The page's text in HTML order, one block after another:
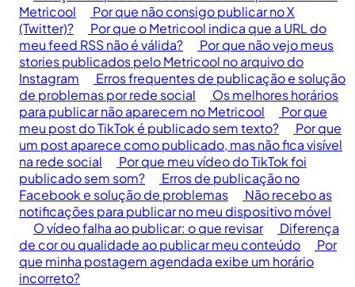
Metricool
Por que não consigo publicar no X
(Twitter)?
Por que o Metricool indica que a URL do
meu feed RSS não é válida?
Por que não vejo meus
stories publicados pelo Metricool no arquivo do
Instagram
Erros frequentes de publicação e solução
de problemas por rede social
Os melhores horários
para publicar não aparecem no Metricool
Por que
meu post do TikTok é publicado sem texto?
Por que
um post aparece como publicado, mas não fica visível
na rede social
Por que meu vídeo do TikTok foi
publicado sem som?
Erros de publicação no
Facebook e solução de problemas
Não recebo as
notificações para publicar no meu dispositivo móvel
O vídeo falha ao publicar: o que revisar
Diferença
de cor ou qualidade ao publicar meu conteúdo
Por
que minha postagem agendada exibe um horário
incorreto?